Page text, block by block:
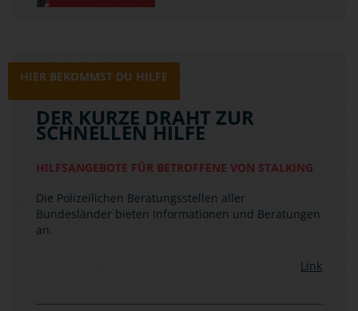
HIER BEKOMMST DU HILFE
DER KURZE DRAHT ZUR
SCHNELLEN HILFE
HILFSANGEBOTE FÜR BETROFFENE VON STALKING
Die Polizeilichen Beratungsstellen aller
Bundesländer bieten Informationen und Beratungen
an.
Link